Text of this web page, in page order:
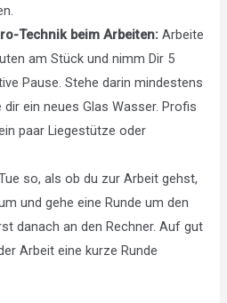
Technik beim Arbeiten:Arbeite
am Stück und nimm Dir 5
Pause. Stehe darin mindestens
ein neues Glas Wasser. Profis
paar Liegestütze oder
so, als ob du zur Arbeit gehst,
und gehe eine Runde um den
danach an den Rechner. Auf gut
Arbeit eine kurze Runde